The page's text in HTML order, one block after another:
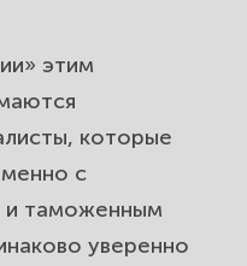
в ТРОИС и
ни на день.
при выявлении
что
выпуска.
этим
которые
с
и таможенным
уверенно